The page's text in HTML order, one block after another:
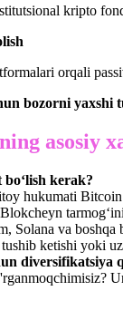
kripto
orqali
bozorni
asosiy
kerak?
hukumati
Solana va
ketishi yoki
diversifikatsiya